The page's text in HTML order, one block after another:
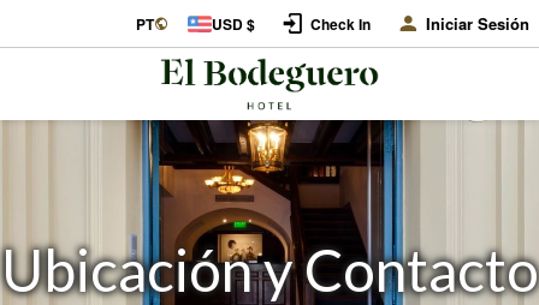
PT USD $ Check In Iniciar Sesión
Ubicación y Contacto